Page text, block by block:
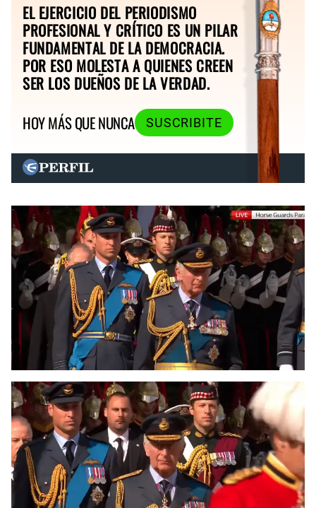
EL EJERCICIO DEL PERIODISMO
PROFESIONAL Y CRÍTICO ES UN PILAR
FUNDAMENTAL DE LA DEMOCRACIA.
POR ESO MOLESTA A QUIENES CREEN
SER LOS DUEÑOS DE LA VERDAD.
HOY MÁS QUE NUNCA
SUSCRIBITE